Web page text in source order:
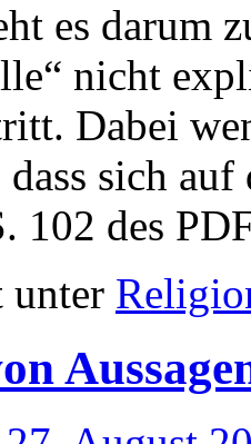
es darum
nicht
Dabei
sich
102 des
unter